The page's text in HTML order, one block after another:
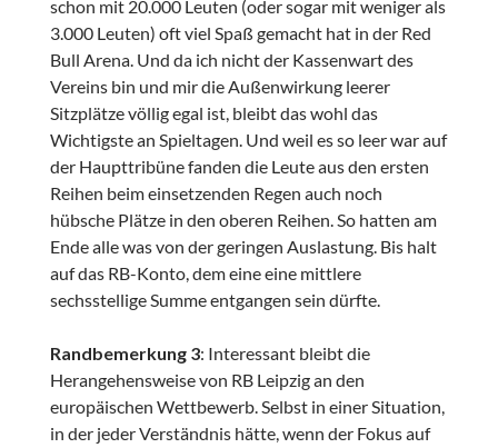
schon mit 20.000 Leuten (oder sogar mit weniger als
3.000 Leuten) oft viel Spaß gemacht hat in der Red
Bull Arena. Und da ich nicht der Kassenwart des
Vereins bin und mir die Außenwirkung leerer
Sitzplätze völlig egal ist, bleibt das wohl das
Wichtigste an Spieltagen. Und weil es so leer war auf
der Haupttribüne fanden die Leute aus den ersten
Reihen beim einsetzenden Regen auch noch
hübsche Plätze in den oberen Reihen. So hatten am
Ende alle was von der geringen Auslastung. Bis halt
auf das RB-Konto, dem eine eine mittlere
sechsstellige Summe entgangen sein dürfte.
Randbemerkung 3: Interessant bleibt die
Herangehensweise von RB Leipzig an den
europäischen Wettbewerb. Selbst in einer Situation,
in der jeder Verständnis hätte, wenn der Fokus auf